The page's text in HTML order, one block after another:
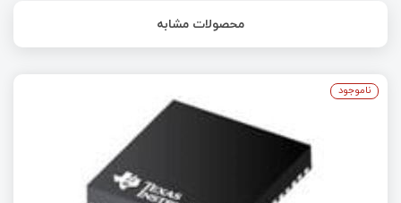
محصولات مشابه
ناموجود